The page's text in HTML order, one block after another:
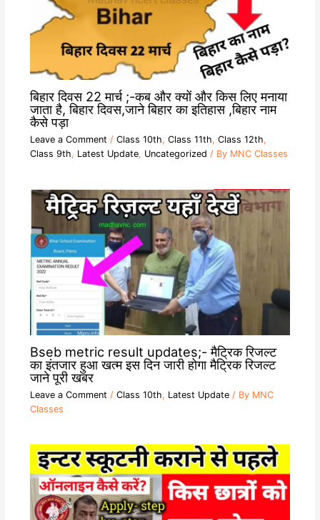
बिहार दिवस 22 मार्च ;-कब और क्यों और किस लिए मनाया
जाता है, बिहार दिवस,जाने बिहार का इतिहास ,बिहार नाम
कैसे पड़ा
Leave a Comment / Class 10th, Class 11th, Class 12th,
Class 9th, Latest Update, Uncategorized / By MNC Classes
Bseb metric result updates;- मैट्रिक रिजल्ट
का इंतजार हुआ खत्म इस दिन जारी होगा मैट्रिक रिजल्ट
जाने पूरी खबर
Leave a Comment / Class 10th, Latest Update/ By MNC
Classes